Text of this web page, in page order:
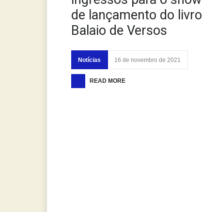
de lançamento do livro
Balaio de Versos
Notícias 16 de novembro de 2021
READ MORE